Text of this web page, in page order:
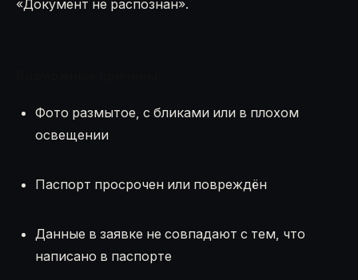
«Документ не распознан».
Фото размытое, с бликами или в плохом
освещении
Паспорт просрочен или повреждён
Данные в заявке не совпадают с тем, что
написано в паспорте